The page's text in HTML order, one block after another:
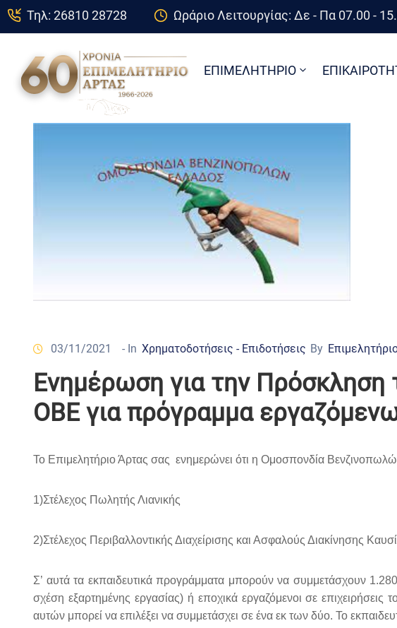
Τηλ: 26810 28728 Ωράριο Λειτουργίας: Δε - Πα 07.00 -
ΕΠΙΜΕΛΗΤΗΡΙΟ
03/11/2021 - In Χρηματοδοτήσεις - Επιδοτήσεις By
Ενημέρωση για την
ΟΒΕ για πρόγραμμα
Το Επιμελητήριο Άρτας σας ενημερώνει ότι η Ομοσπονδία
1)Στέλεχος Πωλητής Λιανικής
2)Στέλεχος Περιβαλλοντικής Διαχείρισης και Ασφαλούς Διακίνησης
Σ’ αυτά τα εκπαιδευτικά προγράμματα μπορούν να συμμετάσχουν 1.280
σχέση εξαρτημένης εργασίας) ή εποχικά εργαζόμενοι σε
αυτών μπορεί να επιλέξει να συμμετάσχει σε ένα εκ των δύο. Το